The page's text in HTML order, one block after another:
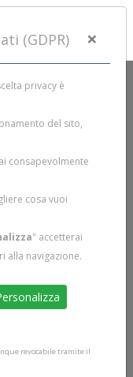
(GDPR) ×
privacy è
del sito,
consapevolmente
cosa vuoi
" accetterai
alla navigazione.
revocabile tramite il